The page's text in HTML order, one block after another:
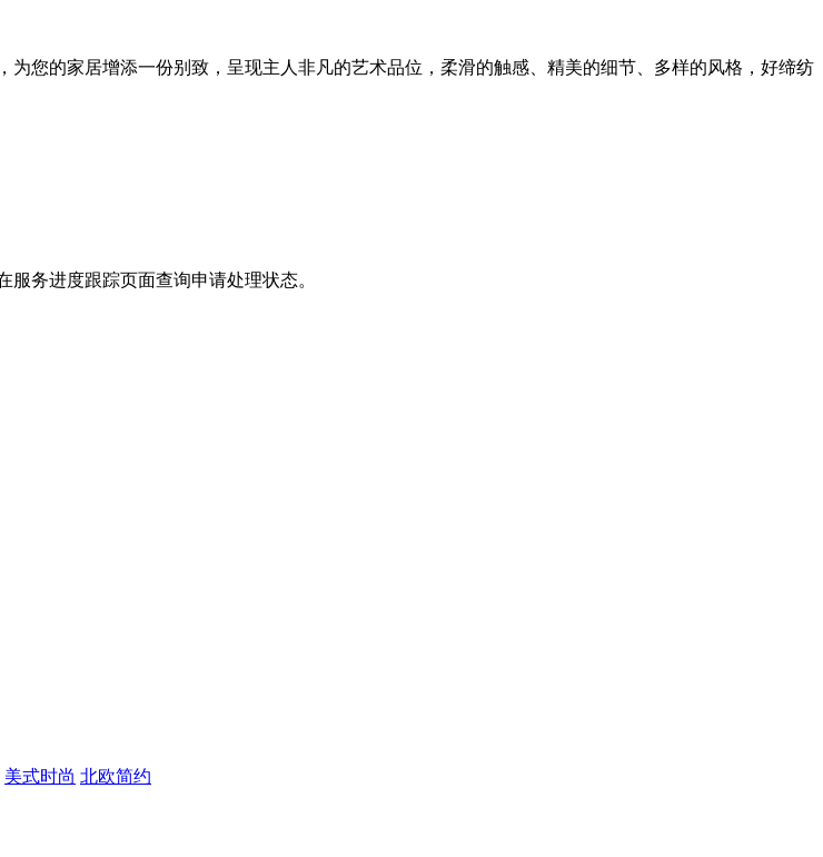
您的家居增添一份别致，呈现主人非凡的艺术品位，柔滑的触感、精美的细节、多样的风格，好缔纺
务进度跟踪页面查询申请处理状态。
美式时尚 北欧简约